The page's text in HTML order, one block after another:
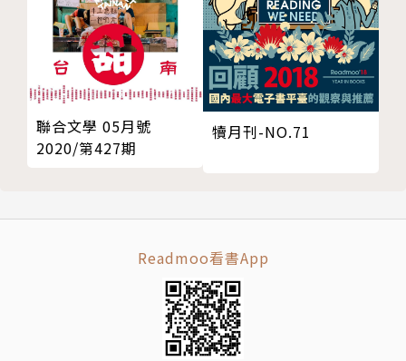
聯合文學 05月號
2020/第427期
犢月刊-NO.71
Readmoo看書App